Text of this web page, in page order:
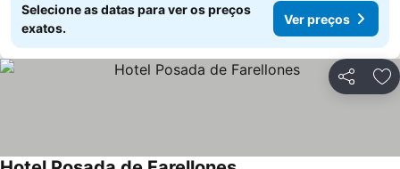
Selecione as datas para ver os preços
exatos.
Ver preços
Partilhar